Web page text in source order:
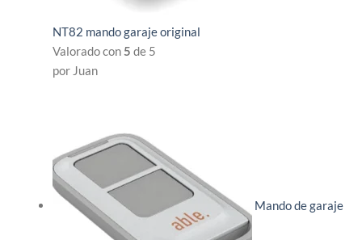
NT82 mando garaje original
Valorado con5 de 5
por Juan
Mando de garaje